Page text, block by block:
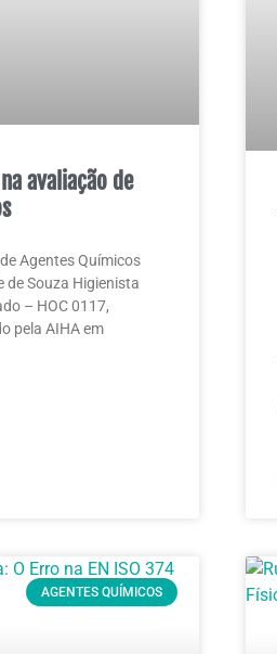
avaliação de
Agentes Químicos
de Souza Higienista
– HOC 0117,
pela AIHA em
AGENTES QUÍMICOS